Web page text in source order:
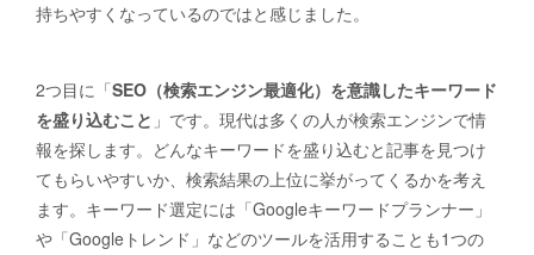
持ちやすくなっているのではと感じました。
2つ目に「SEO（検索エンジン最適化）を意識したキーワード
を盛り込むこと 」です。現代は多くの人が検索エンジンで情
報を探します。どんなキーワードを盛り込むと記事を見つけ
てもらいやすいか、検索結果の上位に挙がってくるかを考え
ます。キーワード選定には「Googleキーワードプランナー」
や「Googleトレンド」などのツールを活用することも1つの